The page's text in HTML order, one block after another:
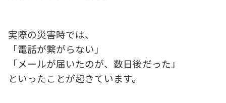
実際の災害時では、
「電話が繋がらない」
「メールが届いたのが、数日後だった」
といったことが起きています。